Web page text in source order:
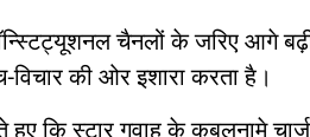
चैनलों के जरिए आगे
की ओर इशारा करता है।
कि स्टार गवाह के कबूलनामे